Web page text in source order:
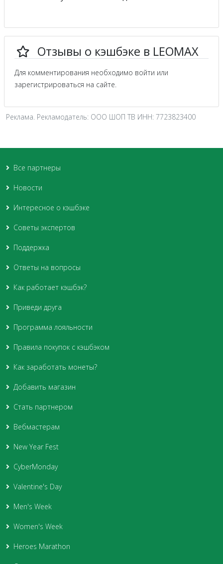
Отзывы о кэшбэке в LEOMAX
Для комментирования необходимо войти или
зарегистрироваться на сайте.
Реклама. Рекламодатель: ООО ШОП ТВ ИНН: 7723823400
Все партнеры
Новости
Интересное о кэшбэке
Советы экспертов
Поддержка
Ответы на вопросы
Как работает кэшбэк?
Приведи друга
Программа лояльности
Правила покупок с кэшбэком
Как заработать монеты?
Добавить магазин
Стать партнером
Вебмастерам
New Year Fest
CyberMonday
Valentine's Day
Men's Week
Women's Week
Heroes Marathon